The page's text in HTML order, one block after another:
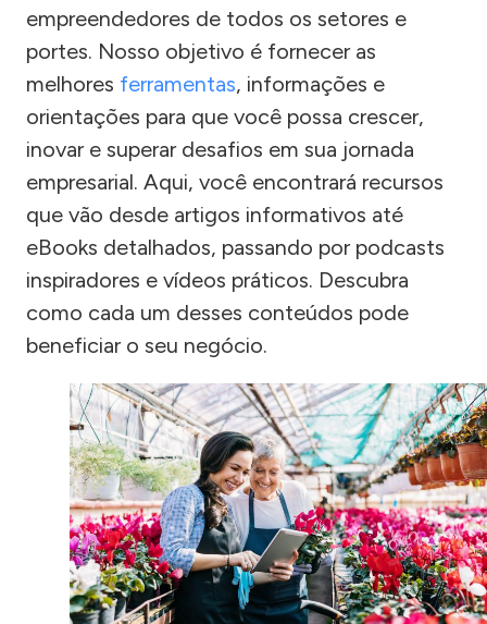
empreendedores de todos os setores e
portes. Nosso objetivo é fornecer as
melhores ferramentas, informações e
orientações para que você possa crescer,
inovar e superar desafios em sua jornada
empresarial. Aqui, você encontrará recursos
que vão desde artigos informativos até
eBooks detalhados, passando por podcasts
inspiradores e vídeos práticos. Descubra
como cada um desses conteúdos pode
beneficiar o seu negócio.